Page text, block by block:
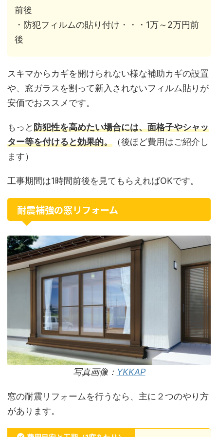
前後
・防犯フィルムの貼り付け・・・1万～2万円前
後
スキマからカギを開けられない様な補助カギの設置
や、窓ガラスを割って新入されないフィルム貼りが
安価でおススメです。
もっと防犯性を高めたい場合には、面格子やシャッ
ター等を付けると効果的。 （後ほど費用はご紹介し
ます）
工事期間は1時間前後を見てもらえればOKです。
耐震補強の窓リフォーム
写真画像： YKKAP
窓の耐震リフォームを行うなら、主に２つのやり方
があります。